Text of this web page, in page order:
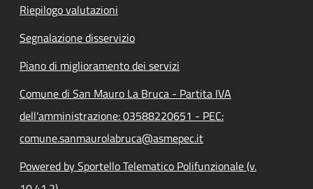
Riepilogo valutazioni
Segnalazione disservizio
Piano di miglioramento dei servizi
Comune di San Mauro La Bruca - Partita IVA
dell'amministrazione: 03588220651 - PEC:
comune.sanmaurolabruca@asmepec.it
Powered by Sportello Telematico Polifunzionale (v.